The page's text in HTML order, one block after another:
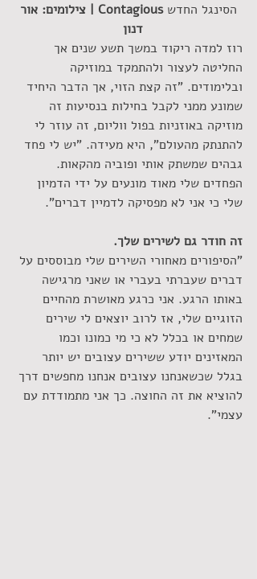
Contagious | צילומים: אור
דנון
רוז למדה ריקוד במשך תשע שנים אך
החליטה לעצור ולהתמקד במוזיקה
ובלימודים. "זה קצת הזוי, אך הדבר היחיד
שמונע ממני לקבל בחילות בנסיעות זה
מוזיקה באוזניות בפול ווליום, זה עוזר לי
להתנתק מהעולם", היא מעידה. "יש לי פחד
גבהים שמשתק אותי ופוביה מהקאות.
הפחדים שלי מאוד מונעים על ידי הדמיון
שלי כי אני לא מפסיקה לדמיין דברים".
זה חודר גם לשירים שלך.
"הסיפורים מאחורי השירים שלי מבוססים על
דברים שעברתי בעברי או שאני מרגישה
באותו הרגע. אני כרגע מאושרת מהחיים
הזוגיים שלי, אז לרוב יוצאים לי שירים
שמחים או בכלל לא כי מי כמונו וכמו
המאזינים יודע ששירים עצובים יש יותר
בגלל שכשאנחנו עצובים אנחנו מחפשים דרך
להוציא את זה החוצה. כך אני מתמודדת עם
עצמי".